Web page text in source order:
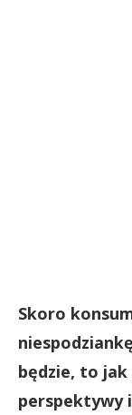
Skoro
będzie, to
perspektywy